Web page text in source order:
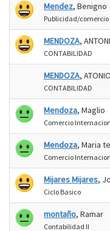
Mendez, Benigno
Publicidad/
MENDOZA,
CONTABILIDAD
MENDOZA, ATONIO
CONTABILIDAD
Mendoza, Maglio
Comercio
Mendoza, Maria
Comercio
Mijares Mijares,
Ciclo Basico
montaño, Ramar
Contabilidad II